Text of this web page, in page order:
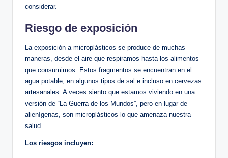
considerar.
Riesgo de exposición
La exposición a microplásticos se produce de muchas
maneras, desde el aire que respiramos hasta los alimentos
que consumimos. Estos fragmentos se encuentran en el
agua potable, en algunos tipos de sal e incluso en cervezas
artesanales. A veces siento que estamos viviendo en una
versión de “La Guerra de los Mundos”, pero en lugar de
alienígenas, son microplásticos lo que amenaza nuestra
salud.
Los riesgos incluyen: